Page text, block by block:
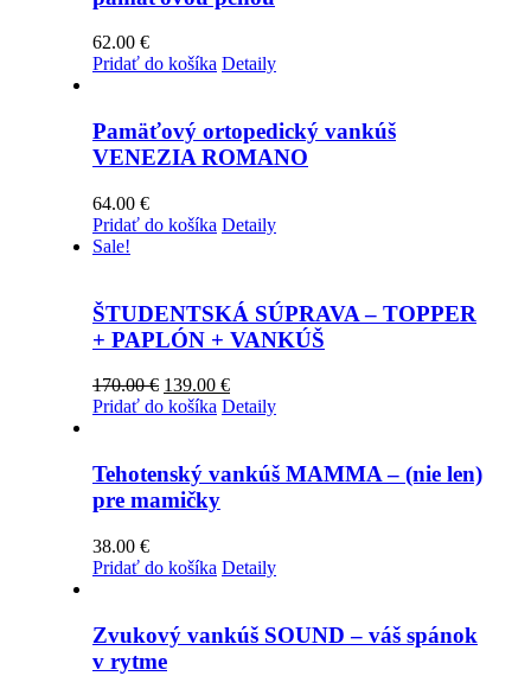
62.00 €
Pridať do košíka Detaily
Pamäťový ortopedický vankúš
VENEZIA ROMANO
64.00 €
Pridať do košíka Detaily
Sale!
ŠTUDENTSKÁ SÚPRAVA – TOPPER
+ PAPLÓN + VANKÚŠ
170.00€ Pôvodná
cena
139.00 €Aktuálna
cena
Pridať do košíka Detaily
Tehotenský vankúš MAMMA – (nie len)
pre mamičky
38.00 €
Pridať do košíka Detaily
Zvukový vankúš SOUND – váš spánok
v rytme